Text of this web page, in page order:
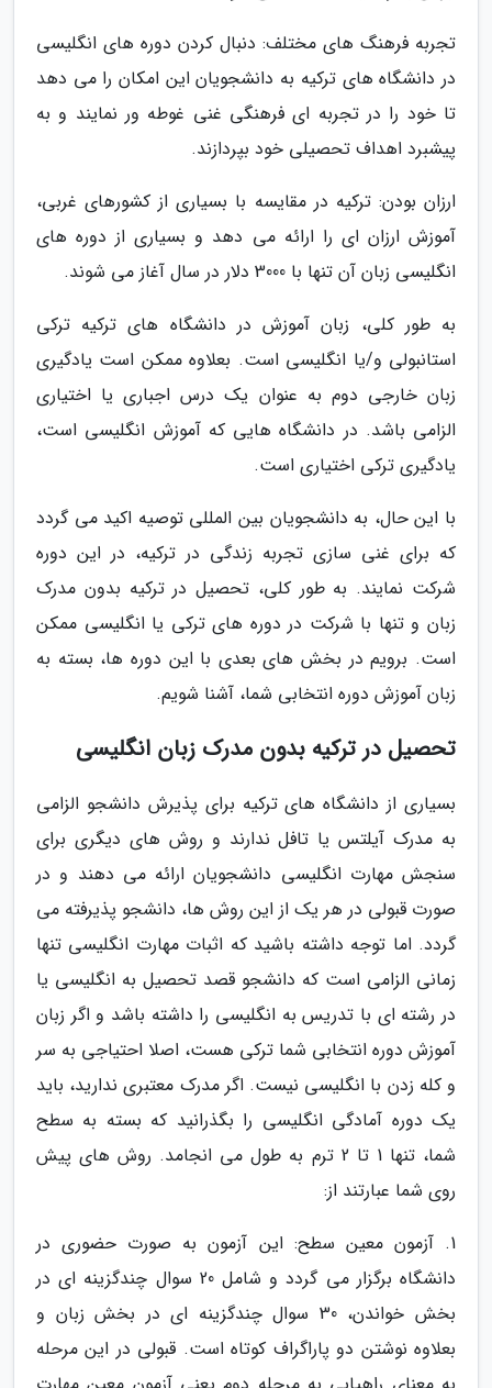
تجربه فرهنگ های مختلف: دنبال کردن دوره های انگلیسی
در دانشگاه های ترکیه به دانشجویان این امکان را می دهد
تا خود را در تجربه ای فرهنگی غنی غوطه ور نمایند و به
پیشبرد اهداف تحصیلی خود بپردازند.
ارزان بودن: ترکیه در مقایسه با بسیاری از کشورهای غربی،
آموزش ارزان ای را ارائه می دهد و بسیاری از دوره های
انگلیسی زبان آن تنها با 3000 دلار در سال آغاز می شوند.
به طور کلی، زبان آموزش در دانشگاه های ترکیه ترکی
استانبولی و/یا انگلیسی است. بعلاوه ممکن است یادگیری
زبان خارجی دوم به عنوان یک درس اجباری یا اختیاری
الزامی باشد. در دانشگاه هایی که آموزش انگلیسی است،
یادگیری ترکی اختیاری است.
با این حال، به دانشجویان بین المللی توصیه اکید می گردد
که برای غنی سازی تجربه زندگی در ترکیه، در این دوره
شرکت نمایند. به طور کلی، تحصیل در ترکیه بدون مدرک
زبان و تنها با شرکت در دوره های ترکی یا انگلیسی ممکن
است. برویم در بخش های بعدی با این دوره ها، بسته به
زبان آموزش دوره انتخابی شما، آشنا شویم.
تحصیل در ترکیه بدون مدرک زبان انگلیسی
بسیاری از دانشگاه های ترکیه برای پذیرش دانشجو الزامی
به مدرک آیلتس یا تافل ندارند و روش های دیگری برای
سنجش مهارت انگلیسی دانشجویان ارائه می دهند و در
صورت قبولی در هر یک از این روش ها، دانشجو پذیرفته می
گردد. اما توجه داشته باشید که اثبات مهارت انگلیسی تنها
زمانی الزامی است که دانشجو قصد تحصیل به انگلیسی یا
در رشته ای با تدریس به انگلیسی را داشته باشد و اگر زبان
آموزش دوره انتخابی شما ترکی هست، اصلا احتیاجی به سر
و کله زدن با انگلیسی نیست. اگر مدرک معتبری ندارید، باید
یک دوره آمادگی انگلیسی را بگذرانید که بسته به سطح
شما، تنها 1 تا 2 ترم به طول می انجامد. روش های پیش
روی شما عبارتند از:
1. آزمون معین سطح: این آزمون به صورت حضوری در
دانشگاه برگزار می گردد و شامل 20 سوال چندگزینه ای در
بخش خواندن، 30 سوال چندگزینه ای در بخش زبان و
بعلاوه نوشتن دو پاراگراف کوتاه است. قبولی در این مرحله